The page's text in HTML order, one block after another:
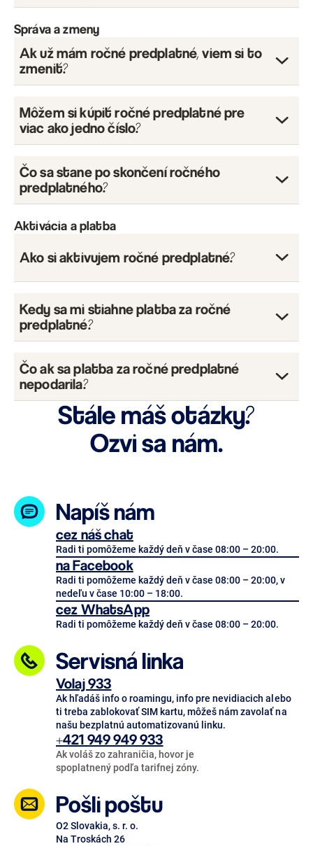
Správa a zmeny
Ak už mám ročné predplatné, viem si to
zmeniť?
Môžem si kúpiť ročné predplatné pre
viac ako jedno číslo?
Čo sa stane po skončení ročného
predplatného?
Aktivácia a platba
Ako si aktivujem ročné predplatné?
„Viac”
„Zmena
programu”
Kedy sa mi stiahne platba za ročné
predplatné?
Čo ak sa platba za ročné predplatné
nepodarila?
Stále máš otázky?
Ozvi sa nám.
Napíš nám
cez náš chat
Radi ti pomôžeme každý deň v čase 08:00 – 20:00.
na Facebook
Radi ti pomôžeme každý deň v čase 08:00 – 20:00, v
nedeľu v čase 10:00 – 18:00.
cez WhatsApp
Radi ti pomôžeme každý deň v čase 08:00 – 20:00.
Servisná linka
Volaj 933
Ak hľadáš info o roamingu, info pre nevidiacich alebo
ti treba zablokovať SIM kartu, môžeš nám zavolať na
našu bezplatnú automatizovanú linku.
+421 949 949 933
Ak voláš zo zahraničia, hovor je
spoplatnený podľa tarifnej zóny.
Pošli poštu
O2 Slovakia, s. r. o.
Na Troskách 26